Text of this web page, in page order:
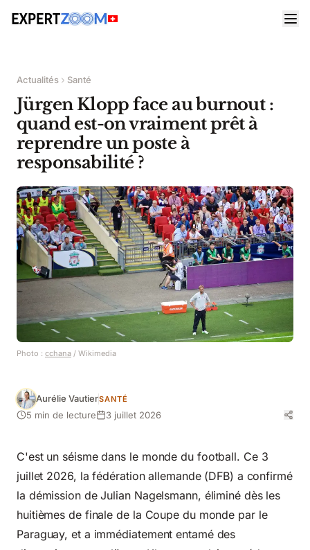
Actualités Santé
Jürgen Klopp face au burnout :
quand est-on vraiment prêt à
reprendre un poste à
responsabilité ?
Photo : cchana / Wikimedia
Aurélie VautierSANTÉ
5 min de lecture 3 juillet 2026
C'est un séisme dans le monde du football. Ce 3
juillet 2026, la fédération allemande (DFB) a confirmé
la démission de Julian Nagelsmann, éliminé dès les
huitièmes de finale de la Coupe du monde par le
Paraguay, et a immédiatement entamé des